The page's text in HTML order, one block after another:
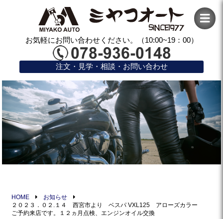
お気軽にお問い合わせください。（10:00~19：00）
注文・見学・相談・お問い合わせ
HOME
お知らせ
２０２３．０２.１４ 西宮市より ベスパ VXL125 アローズカラー
ご予約来店です。１２ヵ月点検、エンジンオイル交換